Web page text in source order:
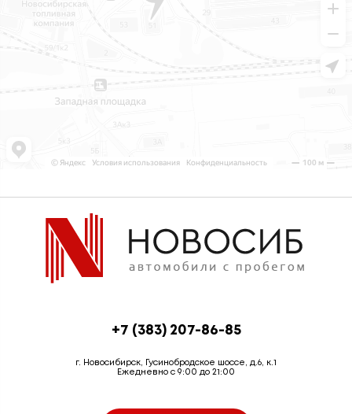
+7 (383) 207-86-85
г. Новосибирск, Гусинобродское шоссе, д.6, к.1
Ежедневно с 9:00 до 21:00